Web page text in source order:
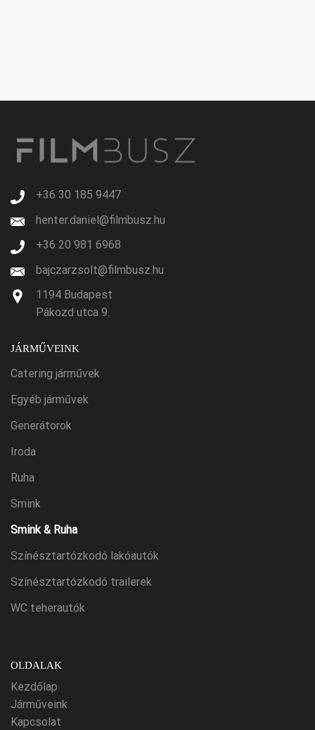
+36 30 185 9447
henter.daniel@filmbusz.hu
+36 20 981 6968
bajczarzsolt@filmbusz.hu
1194 Budapest
Pákozd utca 9.
JÁRMŰVEINK
Catering járművek
Egyéb járművek
Generátorok
Iroda
Ruha
Smink
Smink & Ruha
Színésztartózkodó lakóautók
Színésztartózkodó trailerek
WC teherautók
OLDALAK
Kezdőlap
Járműveink
Kapcsolat